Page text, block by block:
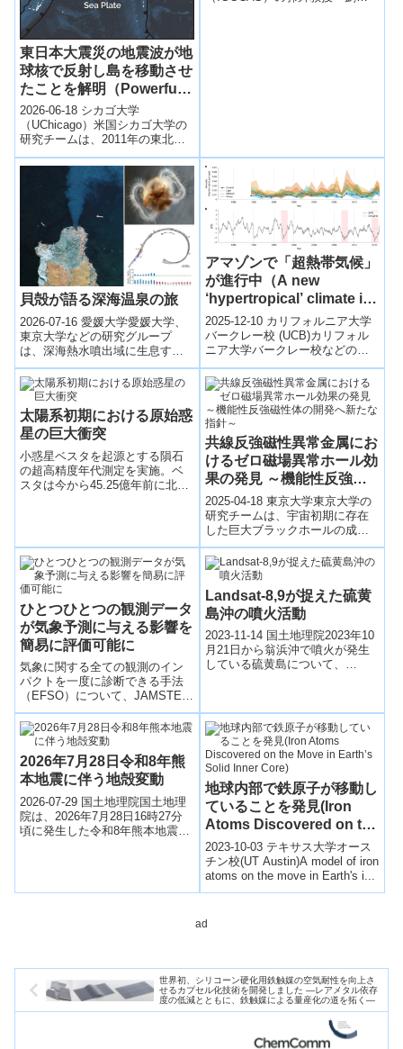
東日本大震災の地震波が地
球核で反射し島を移動させ
たことを解明（Powerful
Seismic Waves From
Japan’s 2011 Earthquake
Struck Earth’s Core and
Bounced Back）
2026-06-18 シカゴ大学
（UChicago）米国シカゴ大学の
研究チームは、2011年の東北地
方太平洋沖地震（M9.0～9.1）が
発生させた極めて強力な地...
貝殻が語る深海温泉の旅
2026-07-16 愛媛大学愛媛大学、
東京大学などの研究グループ
は、深海熱水噴出域に生息する
笠貝3種の貝殻を地球化学的に分
析し、これまで不明だった幼生
期の生育...
アマゾンで「超熱帯気候」
が進行中（A new
‘hypertropical’ climate is
emerging in the
Amazon）
2025-12-10 カリフォルニア大学
バークレー校 (UCB)カリフォル
ニア大学バークレー校などの研
認されている極端な高温多湿状
態...
太陽系初期における原始惑
星の巨大衝突
小惑星ベスタを起源とする隕石
の超高精度年代測定を実施。ベ
スタは今から45.25億年前に北半
共線反強磁性異常金属にお
けるゼロ磁場異常ホール効
果の発見 ～機能性反強磁
性体の開発へ新たな指針～
2025-04-18 東京大学東京大学の
研究チームは、宇宙初期に存在
した巨大ブラックホールの成長
を説明する新しい理論モデルを
発表した。このモデルでは、星
形成が抑...
ひとつひとつの観測データ
が気象予測に与える影響を
簡易に評価可能に
気象に関する全ての観測のイン
パクトを一度に診断できる手法
（EFSO）について、JAMSTEC
のデータ同化システムに導入
し、その利用可能性を確認し
た。EFSOは北極・中緯度・熱帯
どの緯度帯での特別観測におい
ても、2〜3日先（短期）までの
予測に対する影響を正しく推定
できる。北極の観測データは北
米の6〜7日先（中期）の予測を
改善することもわかった。
Landsat-8,9が捉えた硫黄
島沖の噴火活動
2023-11-14 国土地理院2023年10
月21日から翁浜沖で噴火が発生
している硫黄島について、
2026年7月28日令和8年熊
本地震に伴う地殻変動
2026-07-29 国土地理院国土地理
院は、2026年7月28日16時27分
頃に発生した令和8年熊本地震
地球内部で鉄原子が移動し
ていることを発見(Iron
Atoms Discovered on the
Move in Earth’s Solid
Inner Core)
2023-10-03 テキサス大学オース
チン校(UT Austin)A model of iron
atoms on the move in Earth's i...
ad
世界初、シリコーン硬化用鉄触媒の空気耐性を向上さ
せるカプセル化技術を開発しました ―レアメタル依存
度の低減とともに、鉄触媒による量産化の道を拓く―